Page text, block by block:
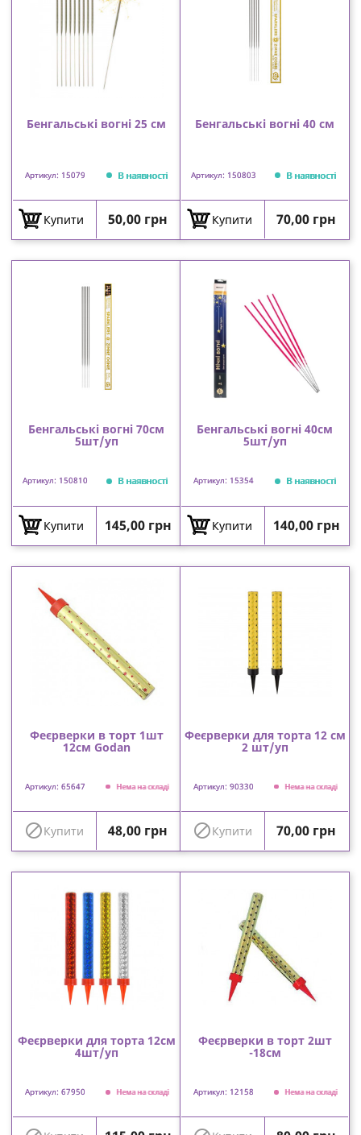
Бенгальські вогні 25 см
Артикул: 15079 В наявності
Купити Ціна
50,00 грн
Бенгальські вогні 40 см
Артикул: 150803 В наявності
Купити Ціна
70,00 грн
Бенгальські вогні 70см
5шт/уп
Артикул: 150810 В наявності
Купити Ціна
145,00 грн
Бенгальські вогні 40см
5шт/уп
Артикул: 15354 В наявності
Купити Ціна
140,00 грн
Феєрверки в торт 1шт
12см Godan
Артикул: 65647 Нема на складі
Купити Ціна
48,00 грн
Феєрверки для торта 12 см
2 шт/уп
Артикул: 90330 Нема на складі
Купити Ціна
70,00 грн
Феєрверки для торта 12см
4шт/уп
Артикул: 67950 Нема на складі
Феєрверки в торт 2шт
-18см
Артикул: 12158 Нема на складі